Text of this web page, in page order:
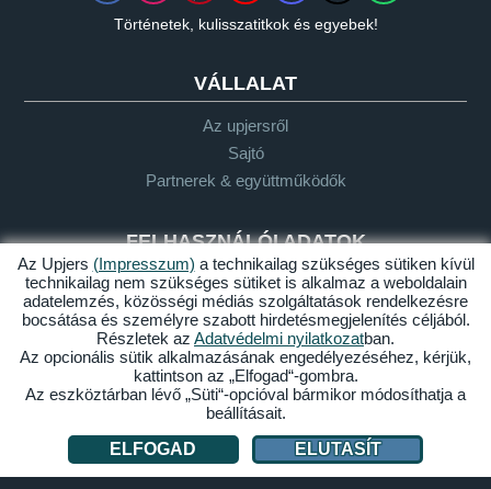
Történetek, kulisszatitkok és egyebek!
VÁLLALAT
Az upjersről
Sajtó
Partnerek & együttműködők
FELHASZNÁLÓI ADATOK
Szójegyzék
Let's Plays-irányelvek
Támogatás
Adatvédelem ÁSZF
Az Upjers (Impresszum) a technikailag szükséges sütiken kívül
technikailag nem szükséges sütiket is alkalmaz a weboldalain
adatelemzés, közösségi médiás szolgáltatások rendelkezésre
bocsátása és személyre szabott hirdetésmegjelenítés céljából.
Részletek az Adatvédelmi nyilatkozatban.
Az opcionális sütik alkalmazásának engedélyezéséhez, kérjük,
kattintson az „Elfogad“-gombra.
Az eszköztárban lévő „Süti“-opcióval bármikor módosíthatja a
beállításait.
ELFOGAD
ELUTASÍT